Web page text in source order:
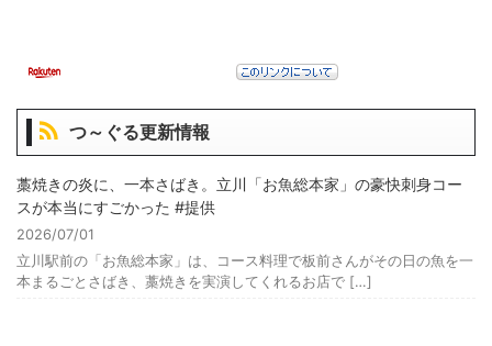
つ～ぐる更新情報
藁焼きの炎に、一本さばき。立川「お魚総本家」の豪快刺身コー
スが本当にすごかった #提供
2026/07/01
立川駅前の「お魚総本家」は、コース料理で板前さんがその日の魚を一
本まるごとさばき、藁焼きを実演してくれるお店で […]